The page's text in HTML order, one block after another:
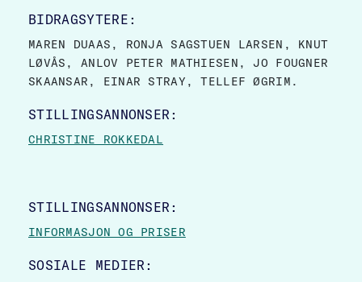
BIDRAGSYTERE:
MAREN DUAAS, RONJA SAGSTUEN LARSEN, KNUT
LØVÅS, ANLOV PETER MATHIESEN, JO FOUGNER
SKAANSAR, EINAR STRAY, TELLEF ØGRIM.
STILLINGSANNONSER:
CHRISTINE ROKKEDAL
STILLINGSANNONSER:
INFORMASJON OG PRISER
SOSIALE MEDIER: